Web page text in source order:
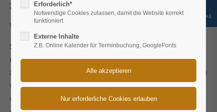
2016-05-07 11:08von Nane Nebel
Wow - ein Konzept, das wirklich funktioniert.
Sich auf sein Glück zu verlassen ist die übliche Art und Weise
nach einem neuen Job zu suchen. Dabei investiert man vor
allem viel Zeit, surft fleißig im Internet, durchforstet Jobportale
wie Stepstone, Jobleads, usw., pflegt die sozialen Netzwerke
wie XING und LinkedIn und kontaktiert Freunde, Bekannte
Erforderlich*
Notwendige Cookies zulassen, damit die Website korrekt
funktioniert.
Externe Inhalte
Z.B. Online Kalender für Terminbuchung, GoogleFonts
Shift+Alt+A